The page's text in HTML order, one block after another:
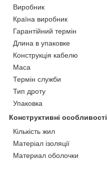
Виробник
Країна виробник
Гарантійний термін
Длина в упаковке
Конструкція кабелю
Маса
Термін служби
Тип дроту
Упаковка
Конструктивні особливості
Кількість жил
Матеріал ізоляції
Материал оболочки